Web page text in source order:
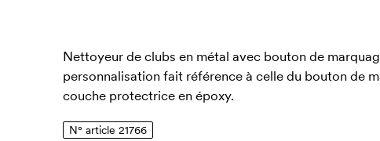
Nettoyeur de clubs en métal avec bouton de
personnalisation fait référence à celle du bouton de
couche protectrice en époxy.
N° article 21766